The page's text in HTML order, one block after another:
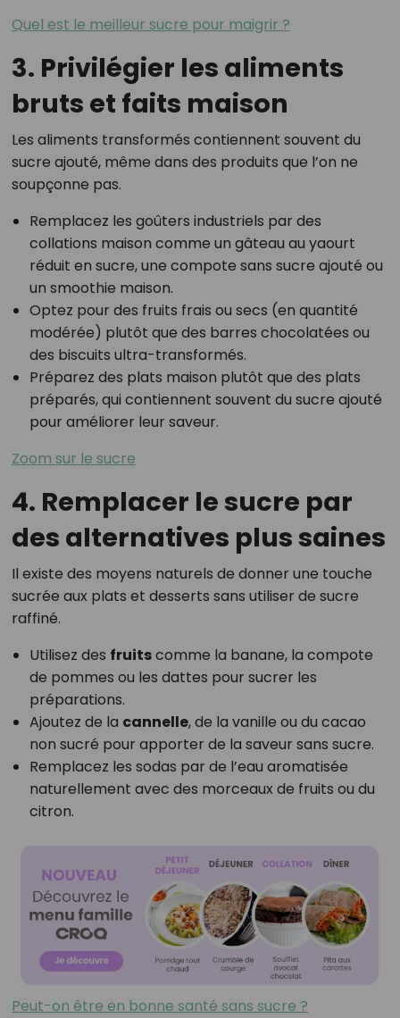
Quel est le meilleur sucre pour maigrir ?
3. Privilégier les aliments
bruts et faits maison
Les aliments transformés contiennent souvent du
sucre ajouté, même dans des produits que l’on ne
soupçonne pas.
Remplacez les goûters industriels par des
collations maison comme un gâteau au yaourt
réduit en sucre, une compote sans sucre ajouté ou
un smoothie maison.
Optez pour des fruits frais ou secs (en quantité
modérée) plutôt que des barres chocolatées ou
des biscuits ultra-transformés.
Préparez des plats maison plutôt que des plats
préparés, qui contiennent souvent du sucre ajouté
pour améliorer leur saveur.
Zoom sur le sucre
4. Remplacer le sucre par
des alternatives plus saines
Il existe des moyens naturels de donner une touche
sucrée aux plats et desserts sans utiliser de sucre
raffiné.
Utilisez des fruitscomme la banane, la compote
de pommes ou les dattes pour sucrer les
préparations.
Ajoutez de la cannelle, de la vanille ou du cacao
non sucré pour apporter de la saveur sans sucre.
Remplacez les sodas par de l’eau aromatisée
naturellement avec des morceaux de fruits ou du
citron.
Peut-on être en bonne santé sans sucre ?